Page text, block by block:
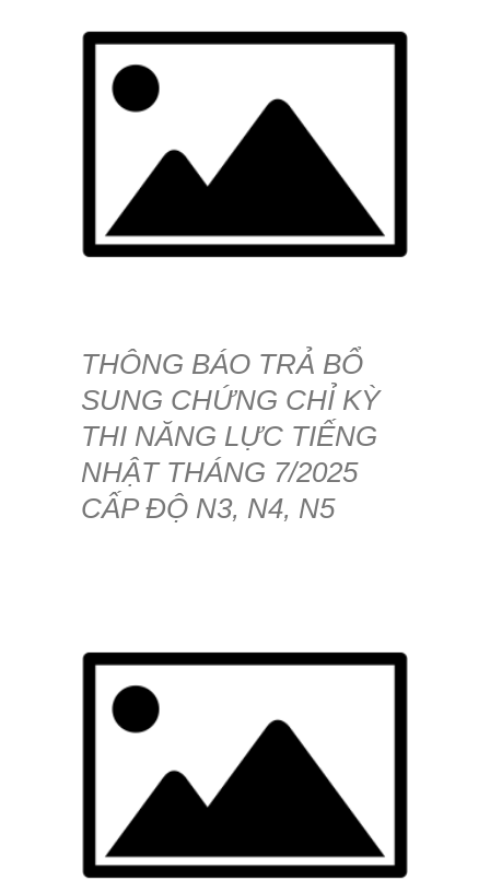
THÔNG BÁO TRẢ BỔ
SUNG CHỨNG CHỈ KỲ
THI NĂNG LỰC TIẾNG
NHẬT THÁNG 7/2025
CẤP ĐỘ N3, N4, N5